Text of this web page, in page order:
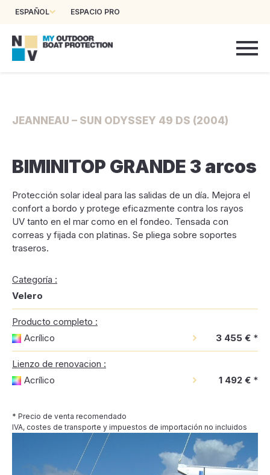
ESPAÑOL ESPACIO PRO
JEANNEAU – SUN ODYSSEY 49 DS (2004)
BIMINITOP GRANDE 3 arcos
Protección solar ideal para las salidas de un día. Mejora el
confort a bordo y protege eficazmente contra los rayos
UV tanto en el mar como en el fondeo. Tensada con
correas y fijada con platinas. Se pliega sobre soportes
traseros.
Categoría :
Velero
Producto completo :
Acrílico
3 455 € *
Lienzo de renovacion :
Acrílico
1 492 € *
* Precio de venta recomendado
IVA, costes de transporte y impuestos de importación no incluidos